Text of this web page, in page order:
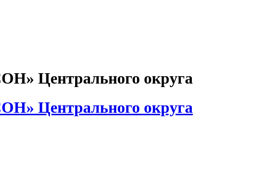
Центрального округа
Центрального округа